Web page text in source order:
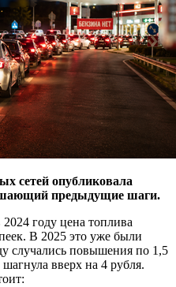
сетей опубликовала
предыдущие шаги.
году цена топлива
В 2025 это уже были
случались повышения по 1,5
вверх на 4 рубля.